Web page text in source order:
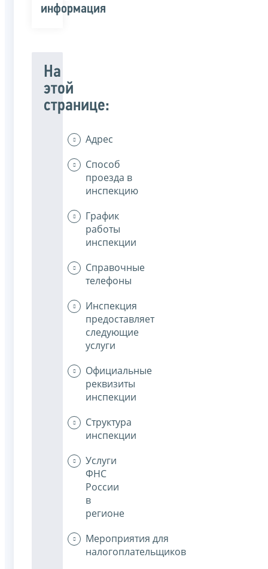
информация
На
этой
странице:
Адрес
Способ
проезда в
инспекцию
График
работы
инспекции
Справочные
телефоны
Инспекция
предоставляет
следующие
услуги
Официальные
реквизиты
инспекции
Структура
инспекции
Услуги
ФНС
России
в
регионе
Мероприятия для
налогоплательщиков